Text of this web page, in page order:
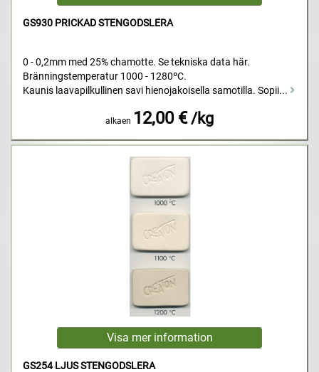
GS930 PRICKAD STENGODSLERA
0 - 0,2mm med 25% chamotte. Se tekniska data här.
Bränningstemperatur 1000 - 1280ºC.
Kaunis laavapilkullinen savi hienojakoisella samotilla. Sopii...
alkaen 12,00 € /kg
GS254 LJUS STENGODSLERA